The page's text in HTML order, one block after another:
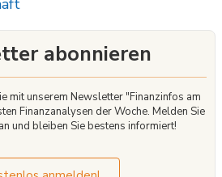
abonnieren
mit unserem Newsletter "Finanzinfos am
Finanzanalysen der Woche. Melden Sie
und bleiben Sie bestens informiert!